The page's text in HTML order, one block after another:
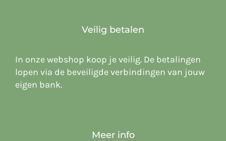
Veilig betalen
In onze webshop koop je veilig. De betalingen
lopen via de beveiligde verbindingen van jouw
eigen bank.
Meer info